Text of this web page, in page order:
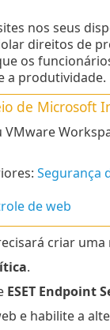
nos seus
direitos de
os
a produtividade.
de Microsoft
Segurança
de web
criar uma
.
ESET Endpoint
e habilite a